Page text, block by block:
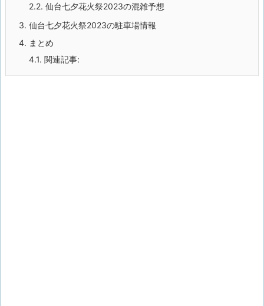
2.2. 仙台七夕花火祭2023の混雑予想
3. 仙台七夕花火祭2023の駐車場情報
4. まとめ
4.1. 関連記事: